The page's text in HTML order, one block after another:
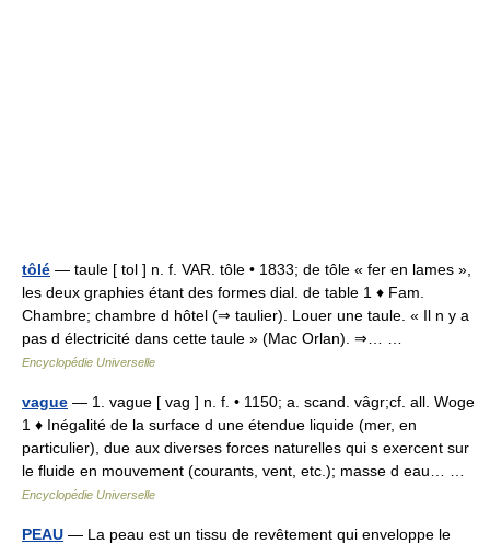
tôlé — taule [ tol ] n. f. VAR. tôle • 1833; de tôle « fer en lames »,
les deux graphies étant des formes dial. de table 1 ♦ Fam.
Chambre; chambre d hôtel (⇒ taulier). Louer une taule. « Il n y a
pas d électricité dans cette taule » (Mac Orlan). ⇒… …
Encyclopédie Universelle
vague — 1. vague [ vag ] n. f. • 1150; a. scand. vâgr;cf. all. Woge
1 ♦ Inégalité de la surface d une étendue liquide (mer, en
particulier), due aux diverses forces naturelles qui s exercent sur
le fluide en mouvement (courants, vent, etc.); masse d eau… …
Encyclopédie Universelle
PEAU — La peau est un tissu de revêtement qui enveloppe le